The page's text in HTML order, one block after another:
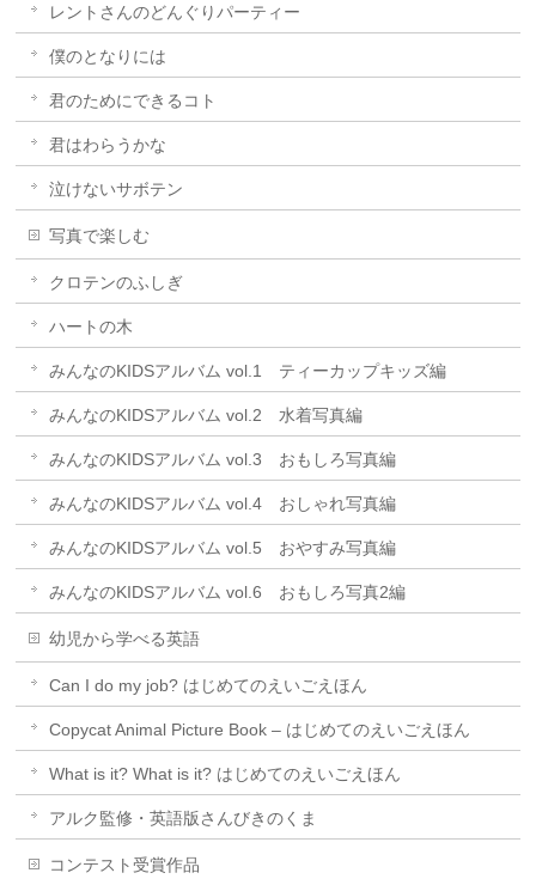
レントさんのどんぐりパーティー
僕のとなりには
君のためにできるコト
君はわらうかな
泣けないサボテン
写真で楽しむ
クロテンのふしぎ
ハートの木
みんなのKIDSアルバム vol.1 ティーカップキッズ編
みんなのKIDSアルバム vol.2 水着写真編
みんなのKIDSアルバム vol.3 おもしろ写真編
みんなのKIDSアルバム vol.4 おしゃれ写真編
みんなのKIDSアルバム vol.5 おやすみ写真編
みんなのKIDSアルバム vol.6 おもしろ写真2編
幼児から学べる英語
Can I do my job? はじめてのえいごえほん
Copycat Animal Picture Book – はじめてのえいごえほん
What is it? What is it? はじめてのえいごえほん
アルク監修・英語版さんびきのくま
コンテスト受賞作品